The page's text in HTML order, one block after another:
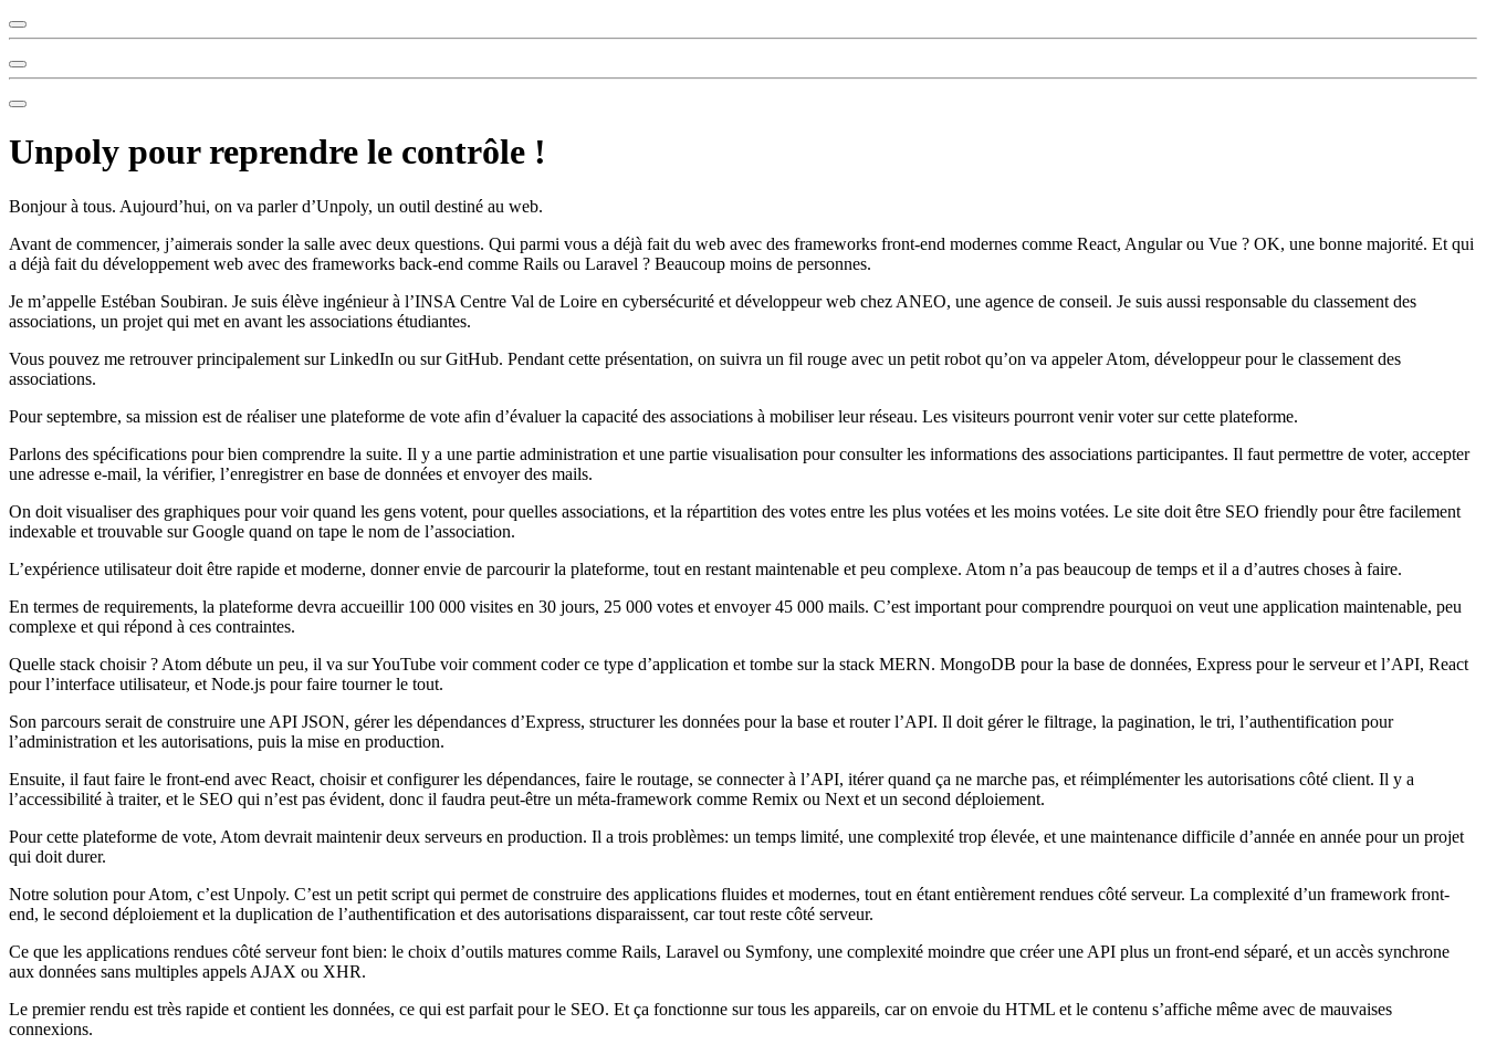
Unpoly pour reprendre le contrôle !
Bonjour à tous. Aujourd’hui, on va parler d’Unpoly, un outil destiné au web.
Avant de commencer, j’aimerais sonder la salle avec deux questions. Qui parmi vous a déjà fait du web avec des frameworks front-end modernes comme React, Angular ou Vue ? OK, une bonne majorité. Et qui
a déjà fait du développement web avec des frameworks back-end comme Rails ou Laravel ? Beaucoup moins de personnes.
Je m’appelle Estéban Soubiran. Je suis élève ingénieur à l’INSA Centre Val de Loire en cybersécurité et développeur web chez ANEO, une agence de conseil. Je suis aussi responsable du classement des
associations, un projet qui met en avant les associations étudiantes.
Vous pouvez me retrouver principalement sur LinkedIn ou sur GitHub. Pendant cette présentation, on suivra un fil rouge avec un petit robot qu’on va appeler Atom, développeur pour le classement des
associations.
Pour septembre, sa mission est de réaliser une plateforme de vote afin d’évaluer la capacité des associations à mobiliser leur réseau. Les visiteurs pourront venir voter sur cette plateforme.
Parlons des spécifications pour bien comprendre la suite. Il y a une partie administration et une partie visualisation pour consulter les informations des associations participantes. Il faut permettre de voter, accepter
une adresse e‑mail, la vérifier, l’enregistrer en base de données et envoyer des mails.
On doit visualiser des graphiques pour voir quand les gens votent, pour quelles associations, et la répartition des votes entre les plus votées et les moins votées. Le site doit être SEO friendly pour être facilement
indexable et trouvable sur Google quand on tape le nom de l’association.
L’expérience utilisateur doit être rapide et moderne, donner envie de parcourir la plateforme, tout en restant maintenable et peu complexe. Atom n’a pas beaucoup de temps et il a d’autres choses à faire.
En termes de requirements, la plateforme devra accueillir 100 000 visites en 30 jours, 25 000 votes et envoyer 45 000 mails. C’est important pour comprendre pourquoi on veut une application maintenable, peu
complexe et qui répond à ces contraintes.
Quelle stack choisir ? Atom débute un peu, il va sur YouTube voir comment coder ce type d’application et tombe sur la stack MERN. MongoDB pour la base de données, Express pour le serveur et l’API, React
pour l’interface utilisateur, et Node.js pour faire tourner le tout.
Son parcours serait de construire une API JSON, gérer les dépendances d’Express, structurer les données pour la base et router l’API. Il doit gérer le filtrage, la pagination, le tri, l’authentification pour
l’administration et les autorisations, puis la mise en production.
Ensuite, il faut faire le front-end avec React, choisir et configurer les dépendances, faire le routage, se connecter à l’API, itérer quand ça ne marche pas, et réimplémenter les autorisations côté client. Il y a
l’accessibilité à traiter, et le SEO qui n’est pas évident, donc il faudra peut-être un méta‑framework comme Remix ou Next et un second déploiement.
Pour cette plateforme de vote, Atom devrait maintenir deux serveurs en production. Il a trois problèmes: un temps limité, une complexité trop élevée, et une maintenance difficile d’année en année pour un projet
qui doit durer.
Notre solution pour Atom, c’est Unpoly. C’est un petit script qui permet de construire des applications fluides et modernes, tout en étant entièrement rendues côté serveur. La complexité d’un framework front-
end, le second déploiement et la duplication de l’authentification et des autorisations disparaissent, car tout reste côté serveur.
Ce que les applications rendues côté serveur font bien: le choix d’outils matures comme Rails, Laravel ou Symfony, une complexité moindre que créer une API plus un front-end séparé, et un accès synchrone
aux données sans multiples appels AJAX ou XHR.
Le premier rendu est très rapide et contient les données, ce qui est parfait pour le SEO. Et ça fonctionne sur tous les appareils, car on envoie du HTML et le contenu s’affiche même avec de mauvaises
connexions.